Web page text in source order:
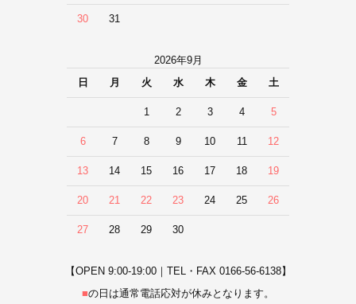
30 31
2026年9月
日
月 火 水 木 金 土
1 2 3 4 5
6 7 8 9 10 11 12
13 14 15 16 17 18 19
20 21 22 23 24 25 26
27 28 29 30
【OPEN 9:00-19:00｜TEL・FAX 0166-56-6138】
■の日は通常電話応対が休みとなります。